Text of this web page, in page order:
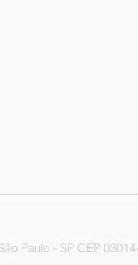
Paulo - SP CEP